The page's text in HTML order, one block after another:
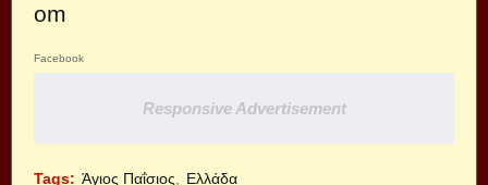
om
Facebook
Responsive Advertisement
Tags: Άγιος Παΐσιος Ελλάδα